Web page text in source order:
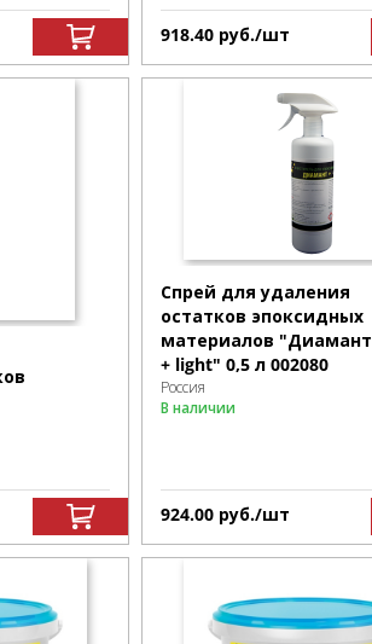
918.40 руб./шт
Спрей для удаления
остатков эпоксидных
материалов "Диамант
+ light" 0,5 л 002080
Россия
В наличии
924.00 руб./шт